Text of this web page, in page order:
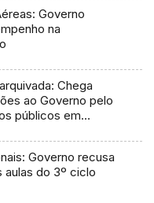
Governo
na
Chega
ao Governo pelo
públicos em
Governo recusa
aulas do 3º ciclo